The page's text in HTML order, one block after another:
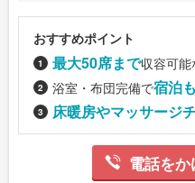
おすすめポイント
最大50席まで収容可
浴室・布団完備で宿泊
床暖房やマッサージ
電話をか